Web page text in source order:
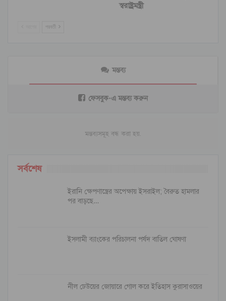
স্বরাষ্ট্রমন্ত্রী
পরবর্তী
মন্তব্য
ফেসবুক-এ মন্তব্য করুন
মন্তব্যসমূহ বন্ধ করা হয়.
সর্বশেষ
ইরানি ক্ষেপণাস্ত্রের অপেক্ষায় ইসরাইল; বৈরুত হামলার
পর বাড়ছে…
ইসলামী ব্যাংকের পরিচালনা পর্ষদ বাতিল ঘোষণা
নীল ঢেউয়ের জোয়ারে গোল করে ইতিহাস কুরাসাওয়ের